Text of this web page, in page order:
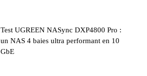
Test UGREEN NASync DXP4800 Pro :
un NAS 4 baies ultra performant en 10
GbE